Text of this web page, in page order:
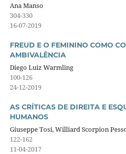
Ana Manso
304-330
16-07-2019
FREUD E O FEMININO COMO
AMBIVALÊNCIA
Diego Luiz Warmling
100-126
24-12-2019
AS CRÍTICAS DE DIREITA E
HUMANOS
Giuseppe Tosi, Williard Scorpion
122-162
11-04-2017